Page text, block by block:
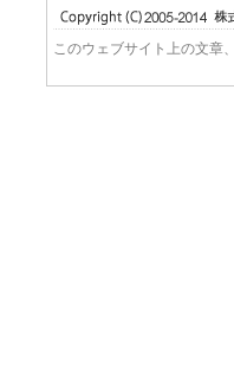
このウェブサイト上の文章